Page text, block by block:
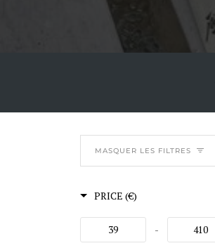
MASQUER LES FILTRES
PRICE (€)
-